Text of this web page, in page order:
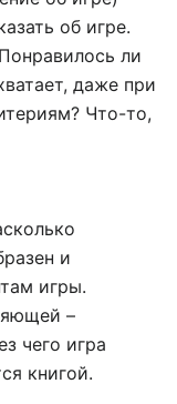
об игре.
ли
даже при
Что-то,
и
игры.
–
чего игра
книгой.